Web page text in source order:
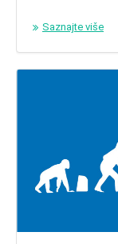
Saznajte više